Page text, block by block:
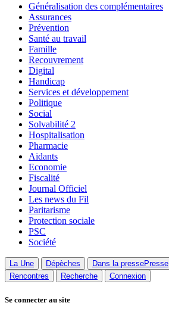
Généralisation des complémentaires
Assurances
Prévention
Santé au travail
Famille
Recouvrement
Digital
Handicap
Services et développement
Politique
Social
Solvabilité 2
Hospitalisation
Pharmacie
Aidants
Economie
Fiscalité
Journal Officiel
Les news du Fil
Paritarisme
Protection sociale
PSC
Société
La Une Dépèches Dans la pressePresse
Rencontres
Recherche Connexion
Se connecter au site